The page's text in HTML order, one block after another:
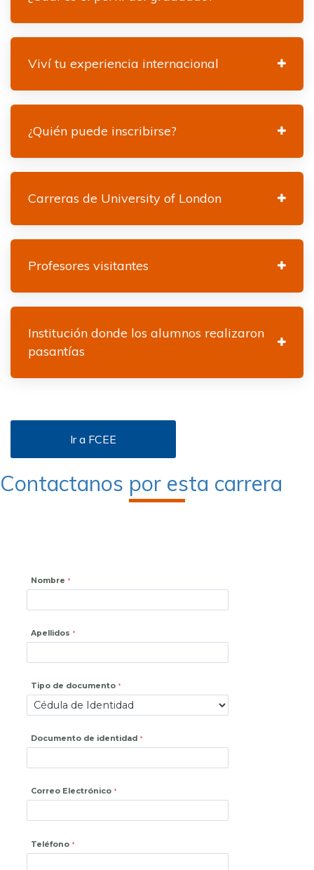
Viví tu experiencia internacional
¿Quién puede inscribirse?
Carreras de University of London
Profesores visitantes
Institución donde los alumnos realizaron
pasantías
Ir a FCEE
Contactanos por esta carrera
Nombre
Apellidos
Tipo de documento
Documento de identidad
Correo Electrónico
Teléfono